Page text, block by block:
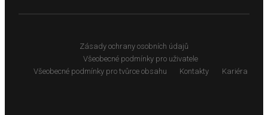
Zásady ochrany osobních údajů
Všeobecné podmínky pro uživatele
Všeobecné podmínky pro tvůrce obsahu
Kontakty Kariéra